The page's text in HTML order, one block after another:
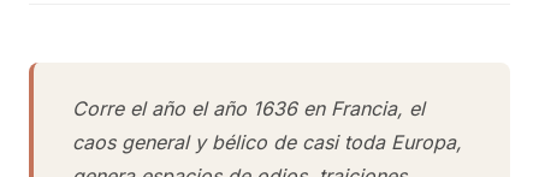
Corre el año el año 1636 en Francia, el
caos general y bélico de casi toda Europa,